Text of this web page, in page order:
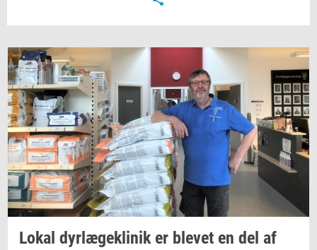
Lokal dyr­læge­kli­niker ble­vet en del af